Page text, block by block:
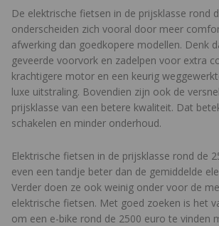
De elektrische fietsen in de prijsklasse rond
onderscheiden zich vooral door meer
afwerking dan goedkopere modellen. Denk
geveerde voorvork en zadelpen voor extra
krachtigere motor en een keurig
luxe uitstraling. Bovendien zijn ook de
prijsklasse van een betere kwaliteit. Dat
schakelen en minder onderhoud.
Elektrische fietsen in de prijsklasse rond de
even een tandje beter dan de gemiddelde
Verder doen ze ook weinig onder voor de
elektrische fietsen. Met goed zoeken is het
om een e-bike rond de 2500 euro te vinden